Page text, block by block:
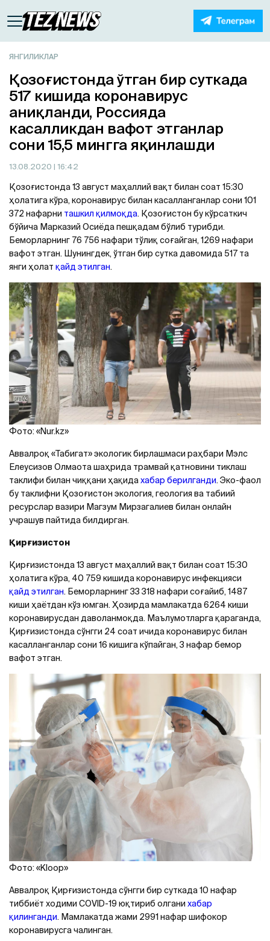
ЯНГИЛИКЛАР
Қозоғистонда ўтган бир суткада
517 кишида коронавирус
аниқланди, Россияда
касалликдан вафот этганлар
сони 15,5 мингга яқинлашди
13.08.2020 | 16:42
Қозоғистонда 13 август маҳаллий вақт билан соат 15:30
ҳолатига кўра, коронавирус билан касалланганлар сони 101
372 нафарни ташкил қилмоқда. Қозоғистон бу кўрсаткич
бўйича Марказий Осиёда пешқадам бўлиб турибди.
Беморларнинг 76 756 нафари тўлиқ соғайган, 1269 нафари
вафот этган. Шунингдек, ўтган бир сутка давомида 517 та
янги ҳолат қайд этилган.
Фото: «Nur.kz»
Aввалроқ «Табигат» экологик бирлашмаси раҳбари Мэлс
Елеусизов Олмаота шаҳрида трамвай қатновини тиклаш
таклифи билан чиққани ҳақидахабар берилганди. Эко-фаол
бу таклифни Қозоғистон экология, геология ва табиий
ресурслар вазири Магзум Мирзагалиев билан онлайн
учрашув пайтида билдирган.
Қирғизистон
Қирғизистонда 13 август маҳаллий вақт билан соат 15:30
ҳолатига кўра, 40 759 кишида коронавирус инфекцияси
қайд этилган. Беморларнинг 33 318 нафари соғайиб, 1487
киши ҳаётдан кўз юмган. Ҳозирда мамлакатда 6264 киши
коронавирусдан даволанмоқда. Маълумотларга қараганда,
Қирғизистонда сўнгги 24 соат ичида коронавирус билан
касалланганлар сони 16 кишига кўпайган, 3 нафар бемор
вафот этган.
Фото: «Kloop»
Aввалроқ Қирғизистонда сўнгги бир суткада 10 нафар
тиббиёт ходими COVID-19 юқтириб олгани хабар
қилинганди. Мамлакатда жами 2991 нафар шифокор
коронавирусга чалинган.